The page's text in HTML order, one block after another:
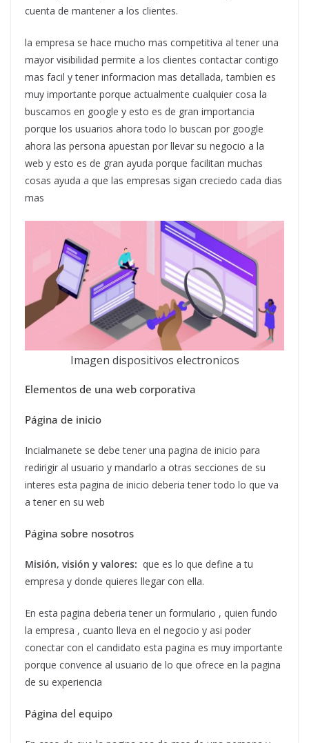
cuenta de mantener a los clientes.
la empresa se hace mucho mas competitiva al tener una
mayor visibilidad permite a los clientes contactar contigo
mas facil y tener informacion mas detallada, tambien es
muy importante porque actualmente cualquier cosa la
buscamos en google y esto es de gran importancia
porque los usuarios ahora todo lo buscan por google
ahora las persona apuestan por llevar su negocio a la
web y esto es de gran ayuda porque facilitan muchas
cosas ayuda a que las empresas sigan creciedo cada dias
mas
Imagen dispositivos electronicos
Elementos de una web corporativa
Página de inicio
Incialmanete se debe tener una pagina de inicio para
redirigir al usuario y mandarlo a otras secciones de su
interes esta pagina de inicio deberia tener todo lo que va
a tener en su web
Página sobre nosotros
Misión, visión y valores: que es lo que define a tu
empresa y donde quieres llegar con ella.
En esta pagina deberia tener un formulario , quien fundo
la empresa , cuanto lleva en el negocio y asi poder
conectar con el candidato esta pagina es muy importante
porque convence al usuario de lo que ofrece en la pagina
de su experiencia
Página del equipo